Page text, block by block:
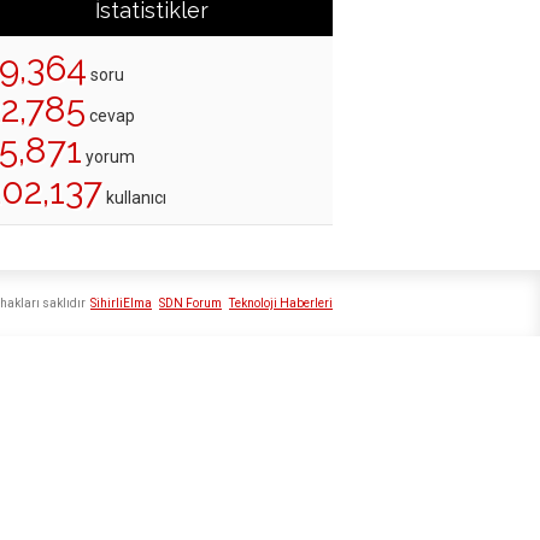
İstatistikler
soru
cevap
yorum
kullanıcı
SihirliElma SDN Forum Teknoloji Haberleri
saklıdır